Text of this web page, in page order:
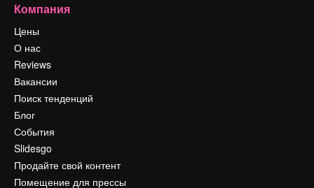
Компания
Цены
О нас
Reviews
Вакансии
Поиск тенденций
Блог
События
Slidesgo
Продайте свой контент
Помещение для прессы